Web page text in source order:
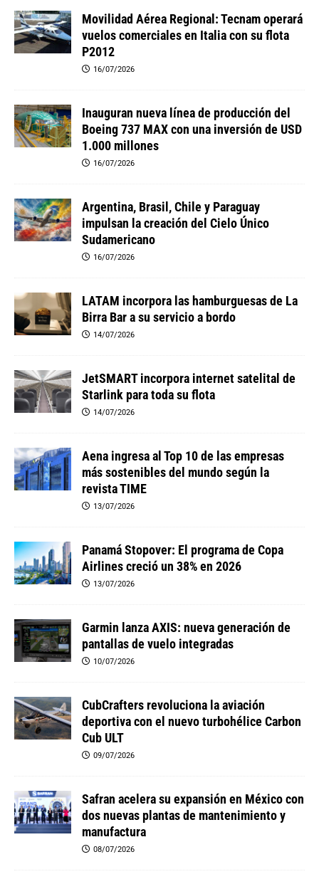
Movilidad Aérea Regional: Tecnam operará
vuelos comerciales en Italia con su flota
P2012
16/07/2026
Inauguran nueva línea de producción del
Boeing 737 MAX con una inversión de USD
1.000 millones
16/07/2026
Argentina, Brasil, Chile y Paraguay
impulsan la creación del Cielo Único
Sudamericano
16/07/2026
LATAM incorpora las hamburguesas de La
Birra Bar a su servicio a bordo
14/07/2026
JetSMART incorpora internet satelital de
Starlink para toda su flota
14/07/2026
Aena ingresa al Top 10 de las empresas
más sostenibles del mundo según la
revista TIME
13/07/2026
Panamá Stopover: El programa de Copa
Airlines creció un 38% en 2026
13/07/2026
Garmin lanza AXIS: nueva generación de
pantallas de vuelo integradas
10/07/2026
CubCrafters revoluciona la aviación
deportiva con el nuevo turbohélice Carbon
Cub ULT
09/07/2026
Safran acelera su expansión en México con
dos nuevas plantas de mantenimiento y
manufactura
08/07/2026